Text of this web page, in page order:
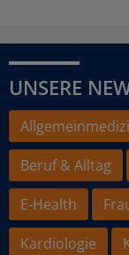
UNSERE
Beruf & Alltag
E-Health
Kardiologie